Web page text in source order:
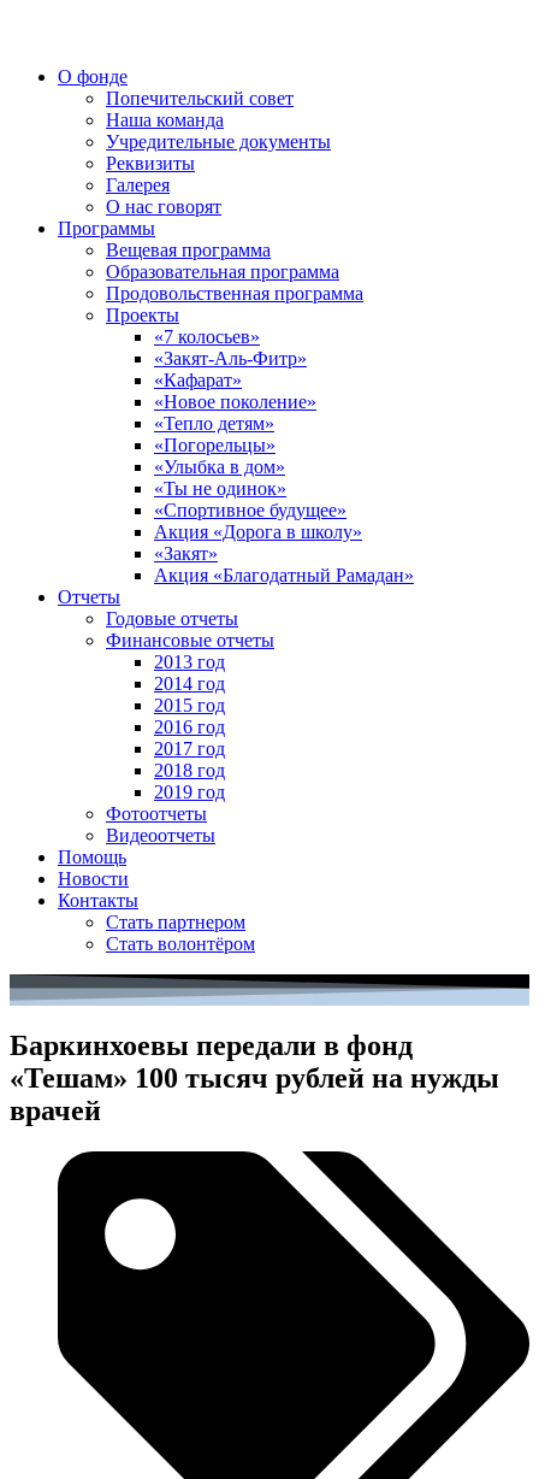
О фонде
Попечительский совет
Наша команда
Учредительные документы
Реквизиты
Галерея
О нас говорят
Программы
Вещевая программа
Образовательная программа
Продовольственная программа
Проекты
«7 колосьев»
«Закят-Аль-Фитр»
«Кафарат»
«Новое поколение»
«Тепло детям»
«Погорельцы»
«Улыбка в дом»
«Ты не одинок»
«Спортивное будущее»
Акция «Дорога в школу»
«Закят»
Акция «Благодатный Рамадан»
Отчеты
Годовые отчеты
Финансовые отчеты
2013 год
2014 год
2015 год
2016 год
2017 год
2018 год
2019 год
Фотоотчеты
Видеоотчеты
Помощь
Новости
Контакты
Стать партнером
Стать волонтёром
Баркинхоевы передали в фонд
«Тешам» 100 тысяч рублей на нужды
врачей